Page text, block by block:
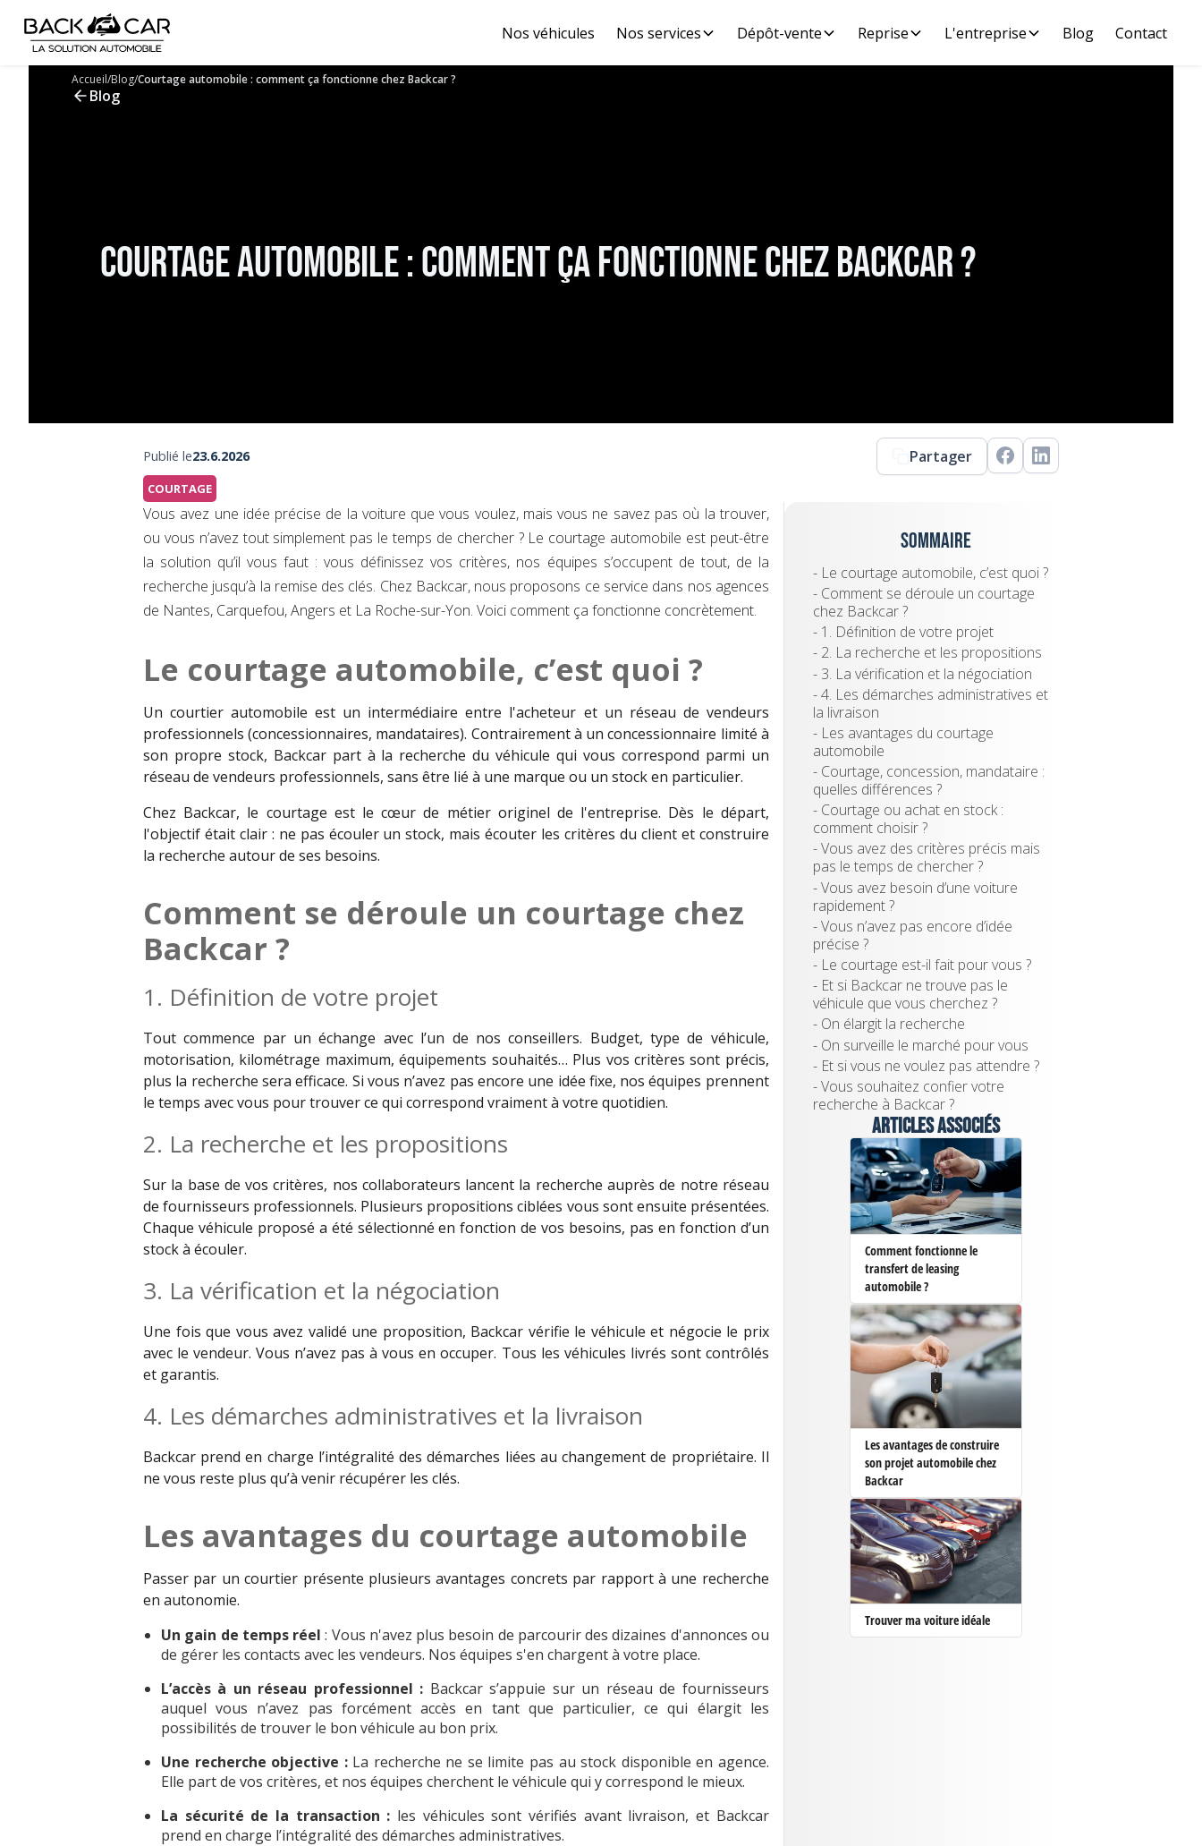
Nos véhicules Nos services Dépôt-vente Reprise L'entreprise Blog Contact
Accueil/Blog/Courtage automobile : comment ça fonctionne chez Backcar ?
Blog
Courtage automobile : comment ça fonctionne chez Backcar ?
Publié le23.6.2026 Partager
COURTAGE
Vous avez une idée précise de la voiture que vous voulez, mais vous ne savez pas où la trouver,
ou vous n’avez tout simplement pas le temps de chercher ? Le courtage automobile est peut-être
la solution qu’il vous faut : vous définissez vos critères, nos équipes s’occupent de tout, de la
recherche jusqu’à la remise des clés. Chez Backcar, nous proposons ce service dans nos agences
de Nantes, Carquefou, Angers et La Roche-sur-Yon. Voici comment ça fonctionne concrètement.
Le courtage automobile, c’est quoi ?
Un courtier automobile est un intermédiaire entre l'acheteur et un réseau de vendeurs
professionnels (concessionnaires, mandataires). Contrairement à un concessionnaire limité à
son propre stock, Backcar part à la recherche du véhicule qui vous correspond parmi un
réseau de vendeurs professionnels, sans être lié à une marque ou un stock en particulier.
Chez Backcar, le courtage est le cœur de métier originel de l'entreprise. Dès le départ,
l'objectif était clair : ne pas écouler un stock, mais écouter les critères du client et construire
la recherche autour de ses besoins.
Comment se déroule un courtage chez
Backcar ?
1. Définition de votre projet
Tout commence par un échange avec l’un de nos conseillers. Budget, type de véhicule,
motorisation, kilométrage maximum, équipements souhaités… Plus vos critères sont précis,
plus la recherche sera efficace. Si vous n’avez pas encore une idée fixe, nos équipes prennent
le temps avec vous pour trouver ce qui correspond vraiment à votre quotidien.
2. La recherche et les propositions
Sur la base de vos critères, nos collaborateurs lancent la recherche auprès de notre réseau
de fournisseurs professionnels. Plusieurs propositions ciblées vous sont ensuite présentées.
Chaque véhicule proposé a été sélectionné en fonction de vos besoins, pas en fonction d’un
stock à écouler.
3. La vérification et la négociation
Une fois que vous avez validé une proposition, Backcar vérifie le véhicule et négocie le prix
avec le vendeur. Vous n’avez pas à vous en occuper. Tous les véhicules livrés sont contrôlés
et garantis.
4. Les démarches administratives et la livraison
Backcar prend en charge l’intégralité des démarches liées au changement de propriétaire. Il
ne vous reste plus qu’à venir récupérer les clés.
Les avantages du courtage automobile
Passer par un courtier présente plusieurs avantages concrets par rapport à une recherche
en autonomie.
Un gain de temps réel : Vous n'avez plus besoin de parcourir des dizaines d'annonces ou
de gérer les contacts avec les vendeurs. Nos équipes s'en chargent à votre place.
L’accès à un réseau professionnel : Backcar s’appuie sur un réseau de fournisseurs
auquel vous n’avez pas forcément accès en tant que particulier, ce qui élargit les
possibilités de trouver le bon véhicule au bon prix.
Une recherche objective : La recherche ne se limite pas au stock disponible en agence.
Elle part de vos critères, et nos équipes cherchent le véhicule qui y correspond le mieux.
La sécurité de la transaction : les véhicules sont vérifiés avant livraison, et Backcar
prend en charge l’intégralité des démarches administratives.
Sommaire
- Le courtage automobile, c’est quoi ?
- Comment se déroule un courtage
chez Backcar ?
- 1. Définition de votre projet
- 2. La recherche et les propositions
- 3. La vérification et la négociation
- 4. Les démarches administratives et
la livraison
- Les avantages du courtage
automobile
- Courtage, concession, mandataire :
quelles différences ?
- Courtage ou achat en stock :
comment choisir ?
- Vous avez des critères précis mais
pas le temps de chercher ?
- Vous avez besoin d’une voiture
rapidement ?
- Vous n’avez pas encore d’idée
précise ?
- Le courtage est-il fait pour vous ?
- Et si Backcar ne trouve pas le
véhicule que vous cherchez ?
- On élargit la recherche
- On surveille le marché pour vous
- Et si vous ne voulez pas attendre ?
- Vous souhaitez confier votre
recherche à Backcar ?
Articles associés
Comment fonctionne le
transfert de leasing
automobile ?
Les avantages de construire
son projet automobile chez
Backcar
Trouver ma voiture idéale